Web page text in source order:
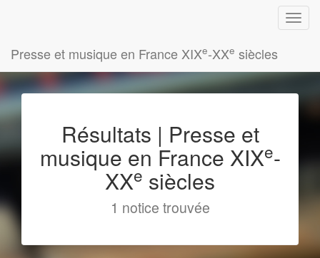
Presse et musique en France XIXe-XXe siècles
Résultats | Presse et
musique en France XIXe-
XXe siècles
1 notice trouvée